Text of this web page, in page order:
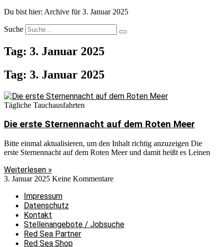
Du bist hier: Archive für 3. Januar 2025
Suche
Tag: 3. Januar 2025
Tag: 3. Januar 2025
Tägliche Tauchausfahrten
Die erste Sternennacht auf dem Roten Meer
Bitte einmal aktualisieren, um den Inhalt richtig anzuzeigen Die
erste Sternennacht auf dem Roten Meer und damit heißt es Leinen
Weiterlesen »
3. Januar 2025 Keine Kommentare
Impressum
Datenschutz
Kontakt
Stellenangebote / Jobsuche
Red Sea Partner
Red Sea Shop